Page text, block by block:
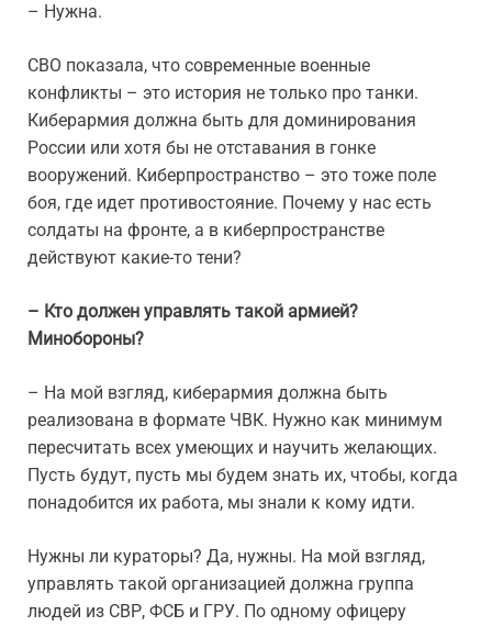
– Нужна.
СВО показала, что современные военные
конфликты – это история не только про танки.
Киберармия должна быть для доминирования
России или хотя бы не отставания в гонке
вооружений. Киберпространство – это тоже поле
боя, где идет противостояние. Почему у нас есть
солдаты на фронте, а в киберпространстве
действуют какие-то тени?
– Кто должен управлять такой армией?
Минобороны?
– На мой взгляд, киберармия должна быть
реализована в формате ЧВК. Нужно как минимум
пересчитать всех умеющих и научить желающих.
Пусть будут, пусть мы будем знать их, чтобы, когда
понадобится их работа, мы знали к кому идти.
Нужны ли кураторы? Да, нужны. На мой взгляд,
управлять такой организацией должна группа
людей из СВР, ФСБ и ГРУ. По одному офицеру